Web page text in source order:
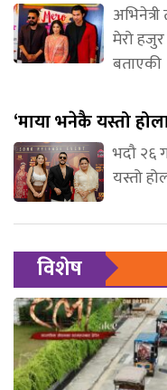
मेरो
बताएकी
‘माया भनेकै यस्तो
भदौ २६
यस्तो
विशेष